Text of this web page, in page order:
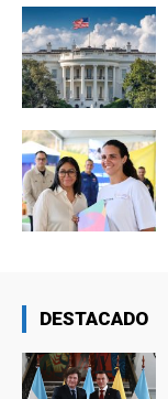
DESTACADO